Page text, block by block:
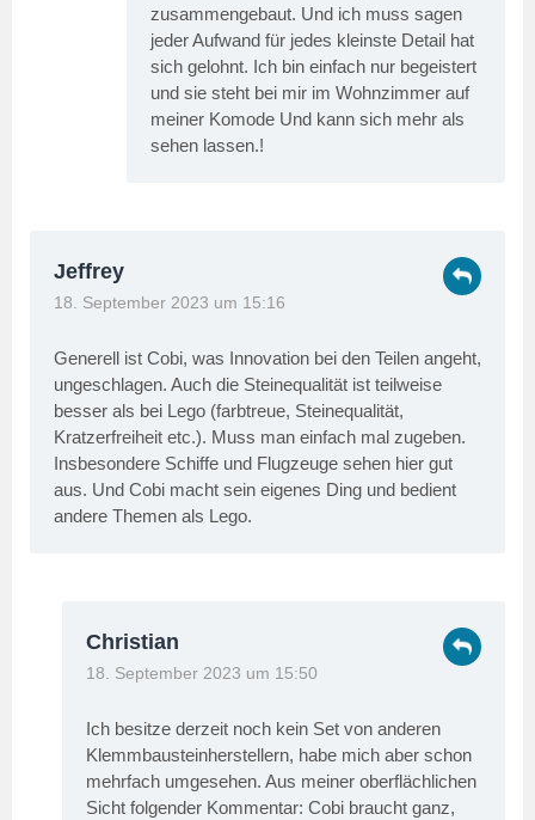
zusammengebaut. Und ich muss sagen
jeder Aufwand für jedes kleinste Detail hat
sich gelohnt. Ich bin einfach nur begeistert
und sie steht bei mir im Wohnzimmer auf
meiner Komode Und kann sich mehr als
sehen lassen.!
Jeffrey
18. September 2023 um 15:16
Generell ist Cobi, was Innovation bei den Teilen angeht,
ungeschlagen. Auch die Steinequalität ist teilweise
besser als bei Lego (farbtreue, Steinequalität,
Kratzerfreiheit etc.). Muss man einfach mal zugeben.
Insbesondere Schiffe und Flugzeuge sehen hier gut
aus. Und Cobi macht sein eigenes Ding und bedient
andere Themen als Lego.
Christian
18. September 2023 um 15:50
Ich besitze derzeit noch kein Set von anderen
Klemmbausteinherstellern, habe mich aber schon
mehrfach umgesehen. Aus meiner oberflächlichen
Sicht folgender Kommentar: Cobi braucht ganz,